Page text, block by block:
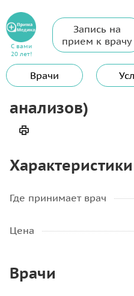
С вами
20 лет!
Запись на
прием к врачу
Врачи
Главная
Консультация акушера-
Консультация
гинеколога (по
анализов)
Характеристики
Где принимает врач
Цена
Врачи